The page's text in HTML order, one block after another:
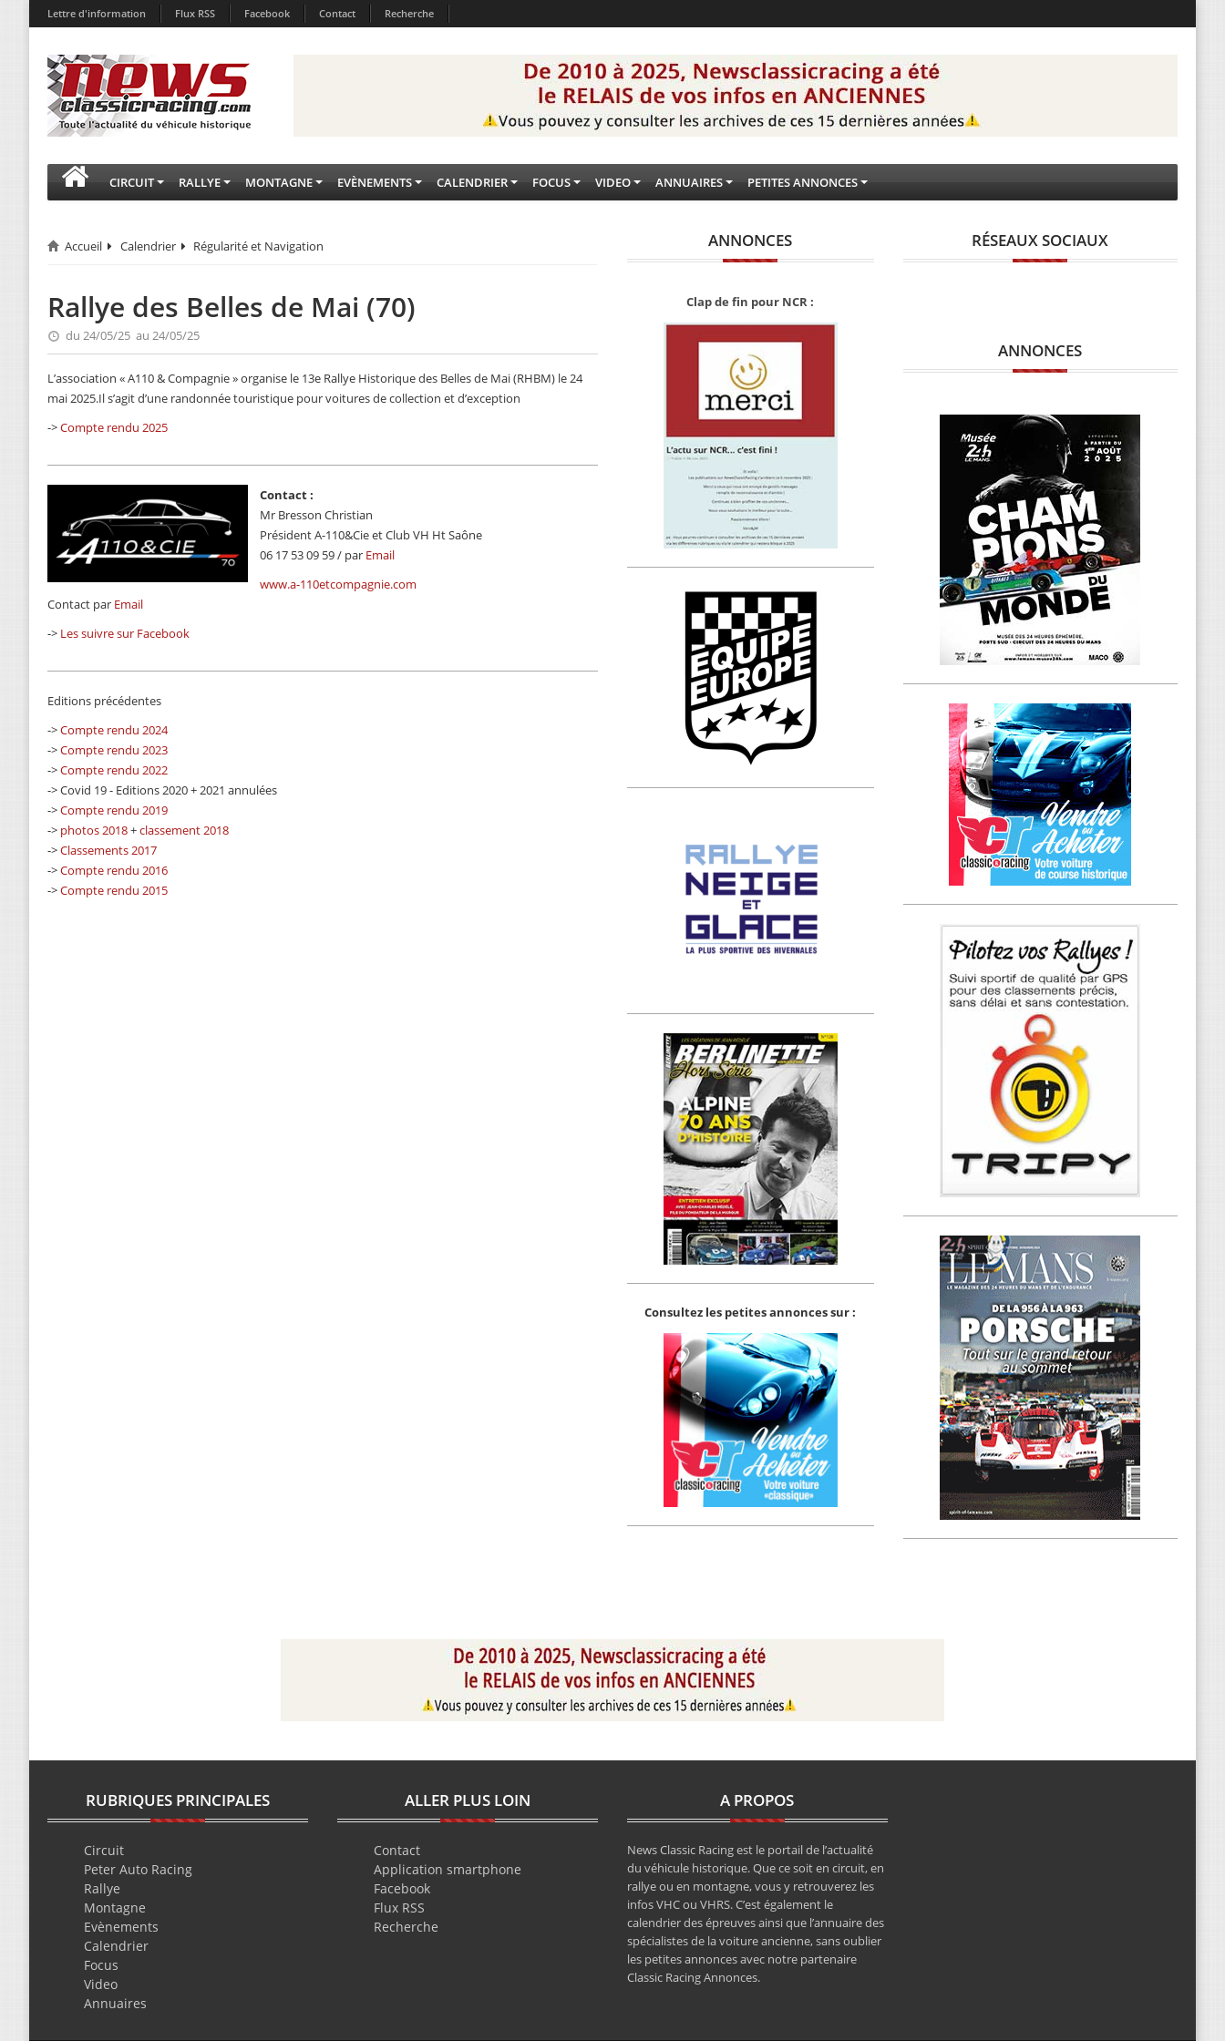
Lettre d'information Flux RSS Facebook Contact Recherche
CIRCUIT RALLYE MONTAGNE EVÈNEMENTS CALENDRIER FOCUS VIDEO ANNUAIRES PETITES ANNONCES
Accueil Calendrier Régularité et Navigation
Rallye des Belles de Mai (70)
du 24/05/25 au 24/05/25
L’association « A110 & Compagnie » organise le 13e Rallye Historique des Belles de Mai (RHBM) le 24
mai 2025.Il s’agit d’une randonnée touristique pour voitures de collection et d’exception
->Compte rendu 2025
Contact :
Mr Bresson Christian
Président A-110&Cie et Club VH Ht Saône
06 17 53 09 59 / par Email
www.a-110etcompagnie.com
Contact par Email
-> Les suivre sur Facebook
Editions précédentes
->Compte rendu 2024
->Compte rendu 2023
->Compte rendu 2022
-> Covid 19 - Editions 2020 + 2021 annulées
->Compte rendu 2019
-> photos 2018+classement 2018
->Classements 2017
->Compte rendu 2016
->Compte rendu 2015
ANNONCES
Clap de fin pour NCR :
Consultez les petites annonces sur :
RÉSEAUX SOCIAUX
ANNONCES
RUBRIQUES PRINCIPALES
Circuit
Peter Auto Racing
Rallye
Montagne
Evènements
Calendrier
Focus
Video
Annuaires
ALLER PLUS LOIN
Contact
Application smartphone
Facebook
Flux RSS
Recherche
A PROPOS
News Classic Racing est le portail de l’actualité
du véhicule historique. Que ce soit en circuit, en
rallye ou en montagne, vous y retrouverez les
infos VHC ou VHRS. C’est également le
calendrier des épreuves ainsi que l’annuaire des
spécialistes de la voiture ancienne, sans oublier
les petites annonces avec notre partenaire
Classic Racing Annonces.